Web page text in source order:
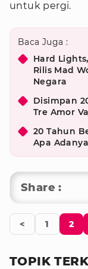
untuk pergi.
Baca Juga :
Hard
Rilis Mad
Negara
Disimpan
Tre Amor
20 Tahun
Apa
Share :
< 1 2
TOPIK